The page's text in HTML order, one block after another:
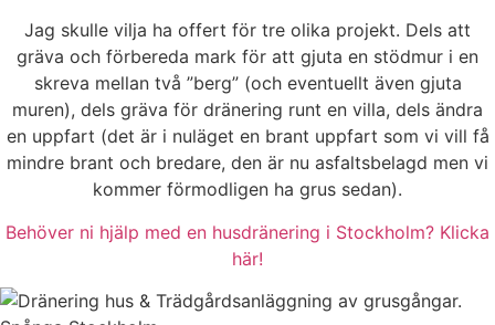
Jag skulle vilja ha offert för tre olika projekt. Dels att
gräva och förbereda mark för att gjuta en stödmur i en
skreva mellan två ”berg” (och eventuellt även gjuta
muren), dels gräva för dränering runt en villa, dels ändra
en uppfart (det är i nuläget en brant uppfart som vi vill få
mindre brant och bredare, den är nu asfaltsbelagd men vi
kommer förmodligen ha grus sedan).
Behöver ni hjälp med en husdränering i Stockholm? Klicka
här!